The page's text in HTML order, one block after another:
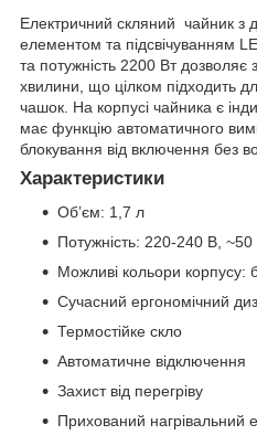
Електричний скляний чайник з
елементом та підсвічуванням
та потужність 2200 Вт дозволяє
хвилини, що цілком підходить
чашок. На корпусі чайника є
має функцію автоматичного
блокування від включення без
Характеристики
Об’єм: 1,7 л
Потужність: 220-240 В,
Можливі кольори корпусу:
Сучасний ергономічний
Термостійке скло
Автоматичне відключення
Захист від перегріву
Прихований нагрівальний